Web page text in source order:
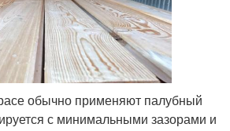
обычно применяют палубный
с минимальными зазорами и